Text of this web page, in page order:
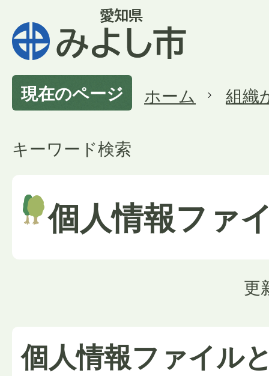
現在のページ ホーム 組織
キーワード検索
個人情報ファ
更
個人情報ファイル